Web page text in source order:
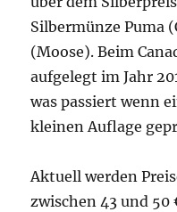
Silbermünze Puma
(Moose). Beim
aufgelegt im Jahr
was passiert wenn
kleinen Auflage
Aktuell werden
zwischen 43 und 50